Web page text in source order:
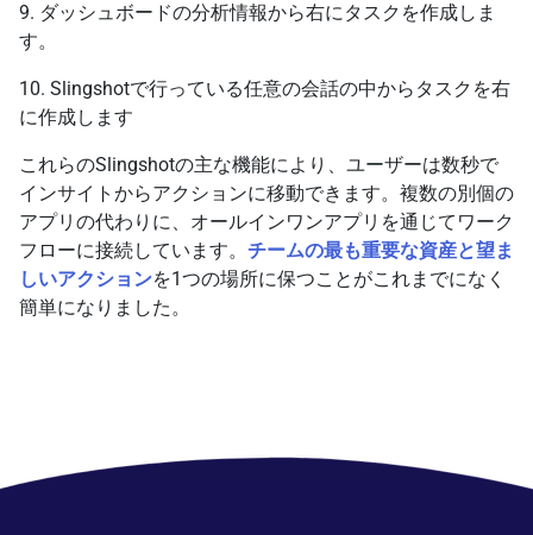
9. ダッシュボードの分析情報から右にタスクを作成しま
す。
10. Slingshotで行っている任意の会話の中からタスクを右
に作成します
これらのSlingshotの主な機能により、ユーザーは数秒で
インサイトからアクションに移動できます。複数の別個の
アプリの代わりに、オールインワンアプリを通じてワーク
フローに接続しています。 チームの最も重要な資産と望ま
しいアクションを1つの場所に保つことがこれまでになく
簡単になりました。